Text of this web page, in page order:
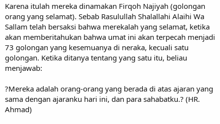
Karena itulah mereka dinamakan Firqoh Najiyah (golongan
orang yang selamat). Sebab Rasulullah Shalallahi Alaihi Wa
Sallam telah bersaksi bahwa merekalah yang selamat, ketika
akan memberitahukan bahwa umat ini akan terpecah menjadi
73 golongan yang kesemuanya di neraka, kecuali satu
golongan. Ketika ditanya tentang yang satu itu, beliau
menjawab:
?Mereka adalah orang-orang yang berada di atas ajaran yang
sama dengan ajaranku hari ini, dan para sahabatku.? (HR.
Ahmad)